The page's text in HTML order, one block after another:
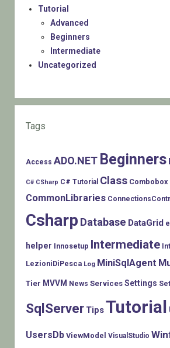
Tutorial
Advanced
Beginners
Intermediate
Uncategorized
Tags
Access ADO.NET Beginners
C# CSharp C# Tutorial Class Combobox
CommonLibraries
Csharp Database DataGrid
helper Innosetup Intermediate
LezioniDiPesca Log MiniSqlAgent
Tier MVVM News Services Settings
SqlServer TipsTutorial
UsersDb ViewModel VisualStudio